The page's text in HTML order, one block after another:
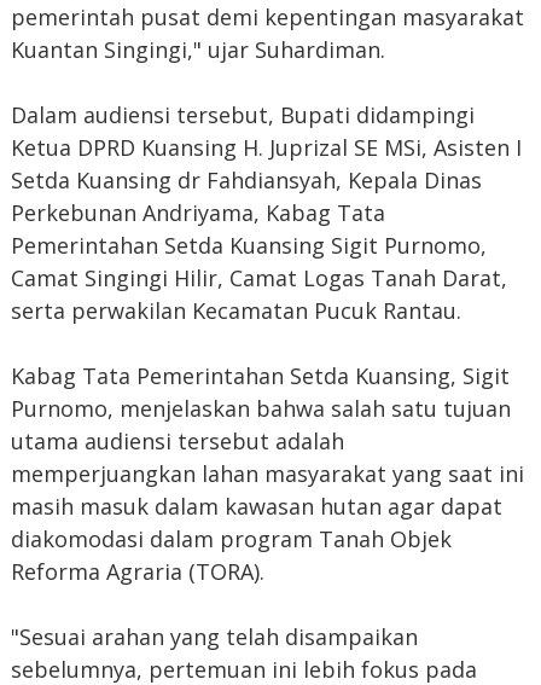
pemerintah pusat demi kepentingan masyarakat
Kuantan Singingi," ujar Suhardiman.
Dalam audiensi tersebut, Bupati didampingi
Ketua DPRD Kuansing H. Juprizal SE MSi, Asisten I
Setda Kuansing dr Fahdiansyah, Kepala Dinas
Perkebunan Andriyama, Kabag Tata
Pemerintahan Setda Kuansing Sigit Purnomo,
Camat Singingi Hilir, Camat Logas Tanah Darat,
serta perwakilan Kecamatan Pucuk Rantau.
Kabag Tata Pemerintahan Setda Kuansing, Sigit
Purnomo, menjelaskan bahwa salah satu tujuan
utama audiensi tersebut adalah
memperjuangkan lahan masyarakat yang saat ini
masih masuk dalam kawasan hutan agar dapat
diakomodasi dalam program Tanah Objek
Reforma Agraria (TORA).
"Sesuai arahan yang telah disampaikan
sebelumnya, pertemuan ini lebih fokus pada